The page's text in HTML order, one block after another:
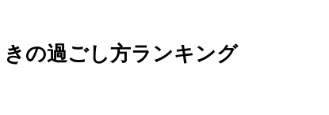
きの過ごし方ランキング